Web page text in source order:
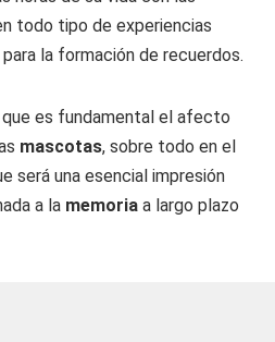
todo tipo de experiencias
la formación de recuerdos.
es fundamental el afecto
mascotas, sobre todo en el
será una esencial impresión
a la memoria a largo plazo